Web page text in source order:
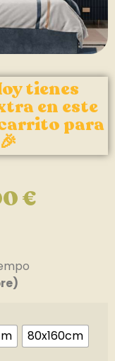
tienes
en este
para
€
80x160cm